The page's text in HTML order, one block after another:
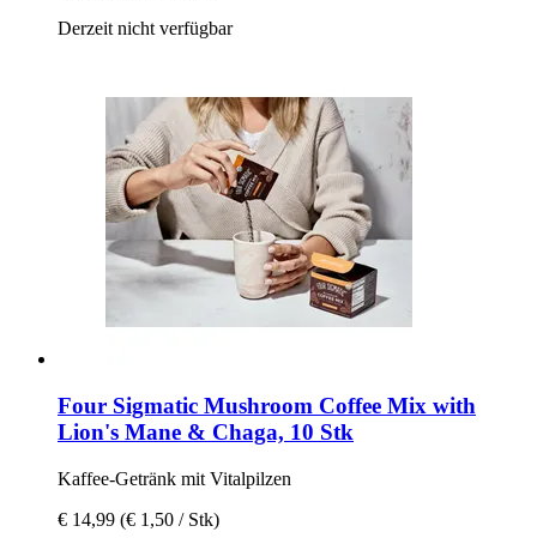
Derzeit nicht verfügbar
Four Sigmatic Mushroom Coffee Mix with
Lion's Mane & Chaga, 10 Stk
Kaffee-​Getränk mit Vitalpilzen
€ 14,99 (€ 1,50 / Stk)